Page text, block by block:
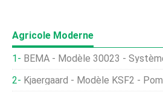
Agricole Moderne
BEMA - Modèle 30023 - Système
Kjaergaard - Modèle KSF2 -